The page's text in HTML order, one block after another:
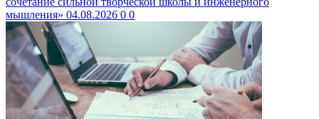
мышления» 04.08.2026 0 0